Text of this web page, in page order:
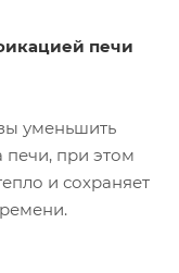
печи
уменьшить
печи, при этом
и сохраняет